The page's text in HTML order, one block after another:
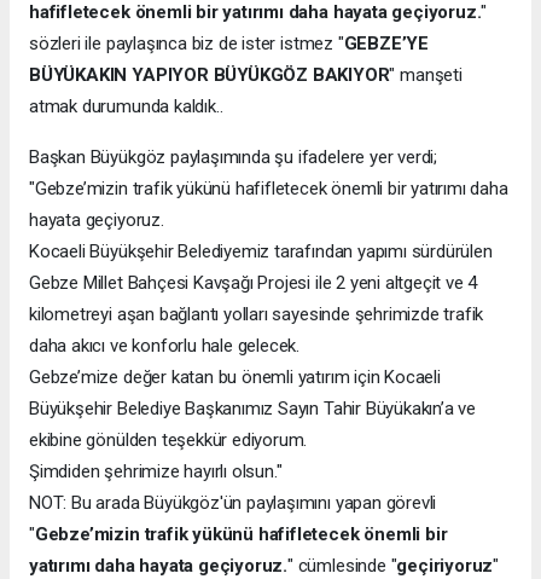
hafifletecek önemli bir yatırımı daha hayata geçiyoruz."
sözleri ile paylaşınca biz de ister istmez "GEBZE’YE
BÜYÜKAKIN YAPIYOR BÜYÜKGÖZ BAKIYOR" manşeti
atmak durumunda kaldık..
Başkan Büyükgöz paylaşımında şu ifadelere yer verdi;
"Gebze’mizin trafik yükünü hafifletecek önemli bir yatırımı daha
hayata geçiyoruz.
Kocaeli Büyükşehir Belediyemiz tarafından yapımı sürdürülen
Gebze Millet Bahçesi Kavşağı Projesi ile 2 yeni altgeçit ve 4
kilometreyi aşan bağlantı yolları sayesinde şehrimizde trafik
daha akıcı ve konforlu hale gelecek.
Gebze’mize değer katan bu önemli yatırım için Kocaeli
Büyükşehir Belediye Başkanımız Sayın Tahir Büyükakın’a ve
ekibine gönülden teşekkür ediyorum.
Şimdiden şehrimize hayırlı olsun."
NOT: Bu arada Büyükgöz'ün paylaşımını yapan görevli
"Gebze’mizin trafik yükünü hafifletecek önemli bir
yatırımı daha hayata geçiyoruz." cümlesinde "geçiriyoruz"